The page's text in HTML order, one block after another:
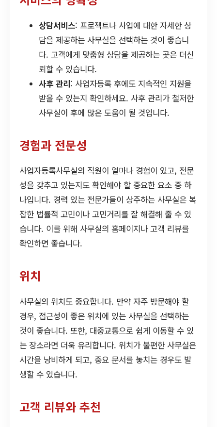
상담서비스: 프로젝트나 사업에 대한 자세한 상
담을 제공하는 사무실을 선택하는 것이 좋습니
다. 고객에게 맞춤형 상담을 제공하는 곳은 더신
뢰할 수 있습니다.
사후 관리: 사업자등록 후에도 지속적인 지원을
받을 수 있는지 확인하세요. 사후 관리가 철저한
사무실이 후에 많은 도움이 될 것입니다.
경험과 전문성
사업자등록사무실의 직원이 얼마나 경험이 있고, 전문
성을 갖추고 있는지도 확인해야 할 중요한 요소 중 하
나입니다. 경력 있는 전문가들이 상주하는 사무실은 복
잡한 법률적 고민이나 고민거리를 잘 해결해 줄 수 있
습니다. 이를 위해 사무실의 홈페이지나 고객 리뷰를
확인하면 좋습니다.
위치
사무실의 위치도 중요합니다. 만약 자주 방문해야 할
경우, 접근성이 좋은 위치에 있는 사무실을 선택하는
것이 좋습니다. 또한, 대중교통으로 쉽게 이동할 수 있
는 장소라면 더욱 유리합니다. 위치가 불편한 사무실은
시간을 낭비하게 되고, 중요 문서를 놓치는 경우도 발
생할 수 있습니다.
고객 리뷰와 추천